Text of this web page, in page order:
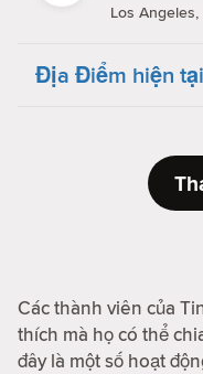
Los
Địa Điểm hiện tại
Các thành viên của
thích mà họ có thể
đây là một số hoạt